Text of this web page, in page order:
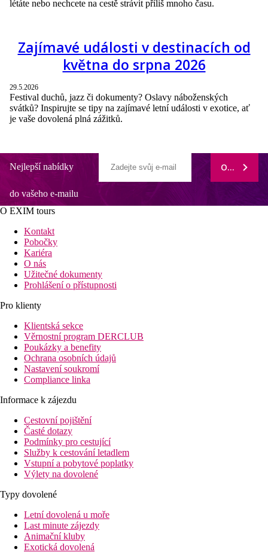
létáte nebo nechcete na cestě strávit příliš mnoho času.
Zajímavé události v destinacích od
května do srpna 2026
29.5.2026
Festival duchů, jazz či dokumenty? Oslavy náboženských
svátků? Inspirujte se tipy na zajímavé letní události v exotice, ať
je vaše dovolená plná zážitků.
Nejlepší nabídky
do vašeho e-mailu
ODEBÍRAT
O EXIM tours
Kontakt
Pobočky
Kariéra
O nás
Užitečné dokumenty
Prohlášení o přístupnosti
Pro klienty
Klientská sekce
Věrnostní program DERCLUB
Poukázky a benefity
Ochrana osobních údajů
Nastavení soukromí
Compliance linka
Informace k zájezdu
Cestovní pojištění
Časté dotazy
Podmínky pro cestující
Služby k cestování letadlem
Vstupní a pobytové poplatky
Výlety na dovolené
Typy dovolené
Letní dovolená u moře
Last minute zájezdy
Animační kluby
Exotická dovolená